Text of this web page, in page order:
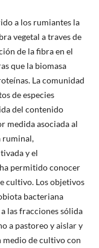
a los rumiantes la
vegetal a traves de
de la fibra en el
que la biomasa
La comunidad
de especies
del contenido
medida asociada al
ruminal,
y el
permitido conocer
cultivo. Los objetivos
bacteriana
las fracciones sólida
a pastoreo y aislar y
medio de cultivo con